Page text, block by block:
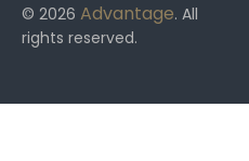
© 2026 Advantage. All
rights reserved.